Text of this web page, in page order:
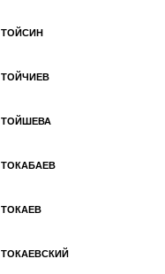
ТОЙСИН
ТОЙЧИЕВ
ТОЙШЕВА
ТОКАБАЕВ
ТОКАЕВ
ТОКАЕВСКИЙ